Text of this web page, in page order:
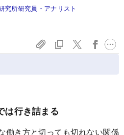
究所研究員・アナリスト
は行き詰まる
働き方と切っても切れない関係